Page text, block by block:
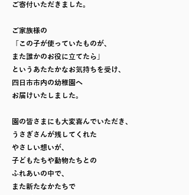
ご寄付いただきました。
ご家族様の
「この子が使っていたものが、
また誰かのお役に立てたら」
というあたたかなお気持ちを受け、
四日市市内の幼稚園へ
お届けいたしました。
園の皆さまにも大変喜んでいただき、
うさぎさんが残してくれた
やさしい想いが、
子どもたちや動物たちとの
ふれあいの中で、
また新たなかたちで